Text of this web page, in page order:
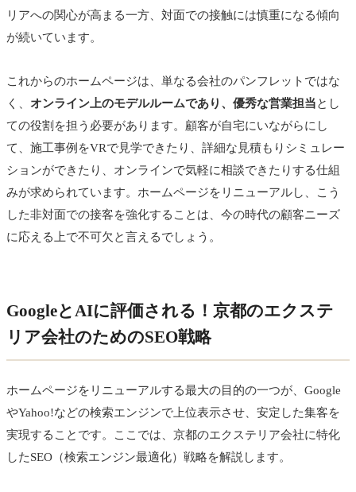
リアへの関心が高まる一方、対面での接触には慎重になる傾向
が続いています。
これからのホームページは、単なる会社のパンフレットではな
く、 オンライン上のモデルルームであり、優秀な営業担当とし
ての役割を担う必要があります。顧客が自宅にいながらにし
て、施工事例をVRで見学できたり、詳細な見積もりシミュレー
ションができたり、オンラインで気軽に相談できたりする仕組
みが求められています。ホームページをリニューアルし、こう
した非対面での接客を強化することは、今の時代の顧客ニーズ
に応える上で不可欠と言えるでしょう。
GoogleとAIに評価される！京都のエクステ
リア会社のためのSEO戦略
ホームページをリニューアルする最大の目的の一つが、Google
やYahoo!などの検索エンジンで上位表示させ、安定した集客を
実現することです。ここでは、京都のエクステリア会社に特化
したSEO（検索エンジン最適化）戦略を解説します。